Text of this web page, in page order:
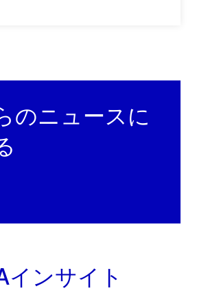
のニュースに
インサイト